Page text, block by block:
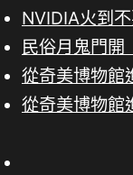
NVIDIA火到
民俗月鬼門
從奇美博物館
從奇美博物館